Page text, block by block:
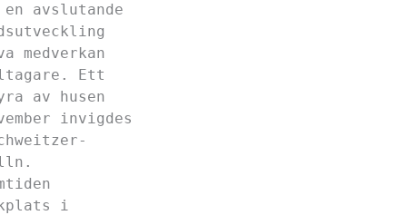
avslutande
medverkan
Ett
av husen
invigdes
i